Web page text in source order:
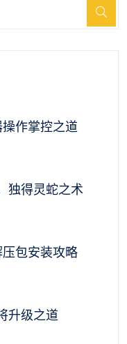
作掌控之道
独得灵蛇之术
包安装攻略
升级之道